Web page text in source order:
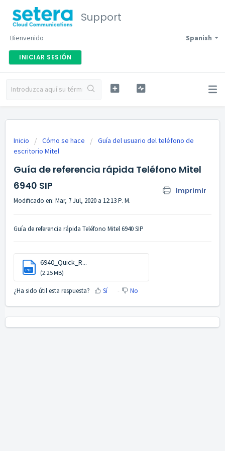
Support
Spanish
Bienvenido
INICIAR SESIÓN
Inicio Cómo se hace
Guía del usuario del teléfono de
escritorio Mitel
Guía de referencia rápida Teléfono Mitel
6940 SIP
Imprimir
Modificado en: Mar, 7 Jul, 2020 a 12:13 P. M.
Guía de referencia rápida Teléfono Mitel 6940 SIP
PDF
6940_Quick_R...
(2.25 MB)
¿Ha sido útil esta respuesta? Sí No